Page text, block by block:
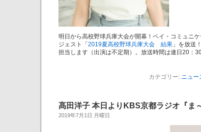
明日から高校野球兵庫大会が開幕！ベイ・コミュニ
ジェスト「 2019夏高校野球兵庫大会 結果 」を放送
担当します（出演は不定期）。放送時間は連日20：
カテゴリー: ニュー
髙田洋子 本日よりKBS京都ラジオ『ま
2019年7月1日 月曜日